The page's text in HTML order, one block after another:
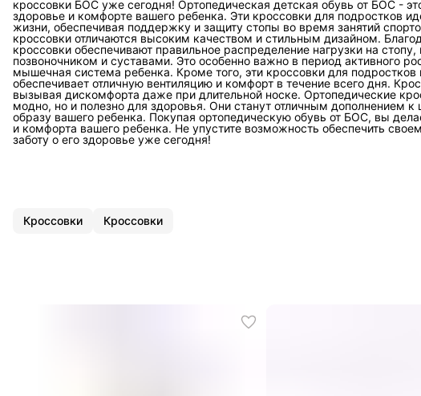
кроссовки БОС уже сегодня! Ортопедическая детская обувь от БОС -
здоровье и комфорте вашего ребенка. Эти кроссовки для подростков
жизни, обеспечивая поддержку и защиту стопы во время занятий
кроссовки отличаются высоким качеством и стильным дизайном.
кроссовки обеспечивают правильное распределение нагрузки на
позвоночником и суставами. Это особенно важно в период активного
мышечная система ребенка. Кроме того, эти кроссовки для
обеспечивает отличную вентиляцию и комфорт в течение всего дня.
вызывая дискомфорта даже при длительной носке. Ортопедические
модно, но и полезно для здоровья. Они станут отличным дополнением
образу вашего ребенка. Покупая ортопедическую обувь от БОС, вы
и комфорта вашего ребенка. Не упустите возможность обеспечить
заботу о его здоровье уже сегодня!
Кроссовки Кроссовки